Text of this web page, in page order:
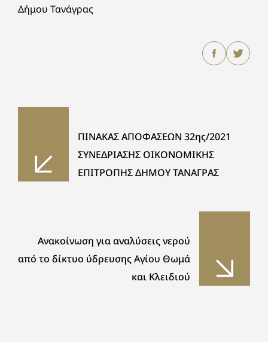
Δήμου Τανάγρας
ΠΙΝΑΚΑΣ ΑΠΟΦΑΣΕΩΝ 32ης/2021
ΣΥΝΕΔΡΙΑΣΗΣ ΟΙΚΟΝΟΜΙΚΗΣ
ΕΠΙΤΡΟΠΗΣ ΔΗΜΟΥ ΤΑΝΑΓΡΑΣ
Ανακοίνωση για αναλύσεις νερού
από το δίκτυο ύδρευσης Αγίου Θωμά
και Κλειδιού